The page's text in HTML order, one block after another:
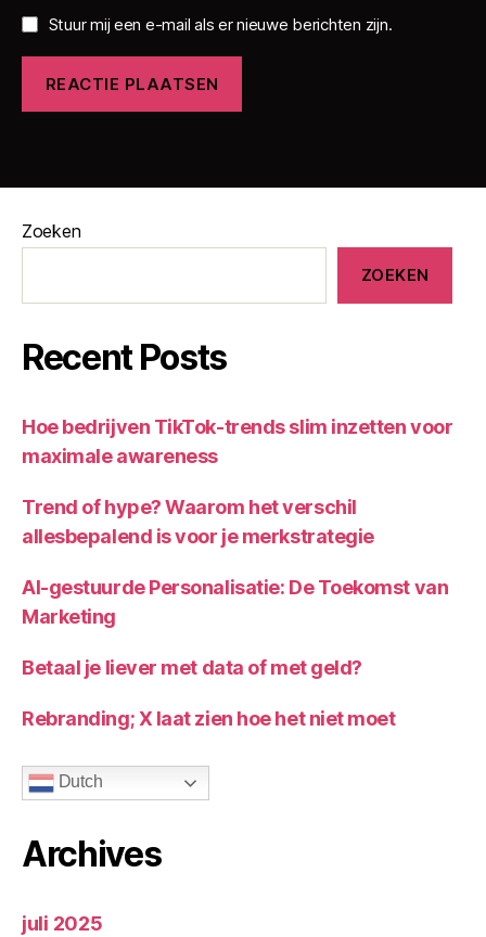
Stuur mij een e-mail als er nieuwe berichten zijn.
Zoeken
ZOEKEN
Recent Posts
Hoe bedrijven TikTok-trends slim inzetten voor
maximale awareness
Trend of hype? Waarom het verschil
allesbepalend is voor je merkstrategie
AI-gestuurde Personalisatie: De Toekomst van
Marketing
Betaal je liever met data of met geld?
Rebranding; X laat zien hoe het niet moet
Dutch
Archives
juli 2025